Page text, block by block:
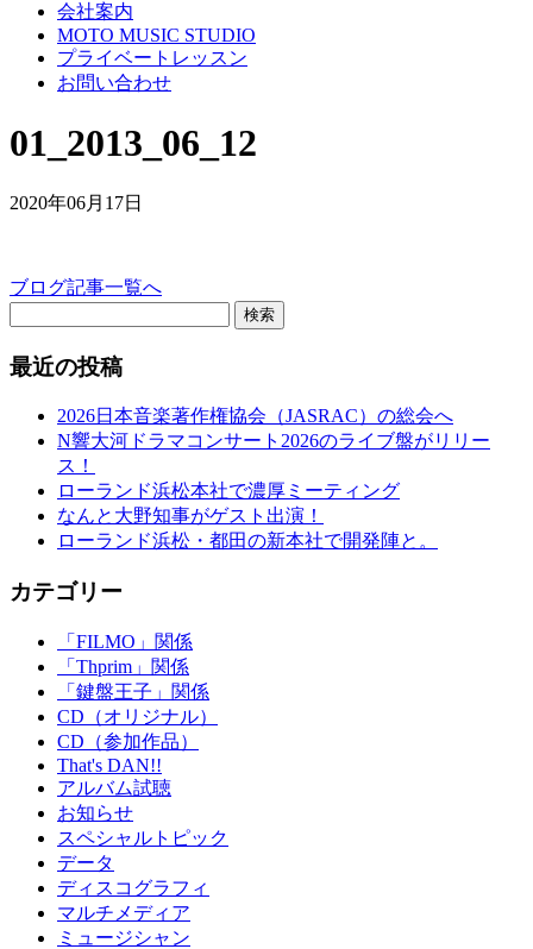
会社案内
MOTO MUSIC STUDIO
プライベートレッスン
お問い合わせ
01_2013_06_12
2020年06月17日
ブログ記事一覧へ
検索
最近の投稿
2026日本音楽著作権協会（JASRAC）の総会へ
N響大河ドラマコンサート2026のライブ盤がリリー
ス！
ローランド浜松本社で濃厚ミーティング
なんと大野知事がゲスト出演！
ローランド浜松・都田の新本社で開発陣と。
カテゴリー
「FILMO」関係
「Thprim」関係
「鍵盤王子」関係
CD（オリジナル）
CD（参加作品）
That's DAN!!
アルバム試聴
お知らせ
スペシャルトピック
データ
ディスコグラフィ
マルチメディア
ミュージシャン